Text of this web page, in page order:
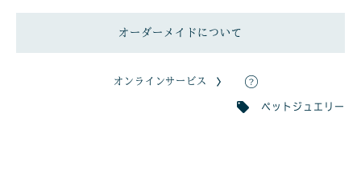
オーダーメイドについて
オンラインサービス
ペットジュエリー